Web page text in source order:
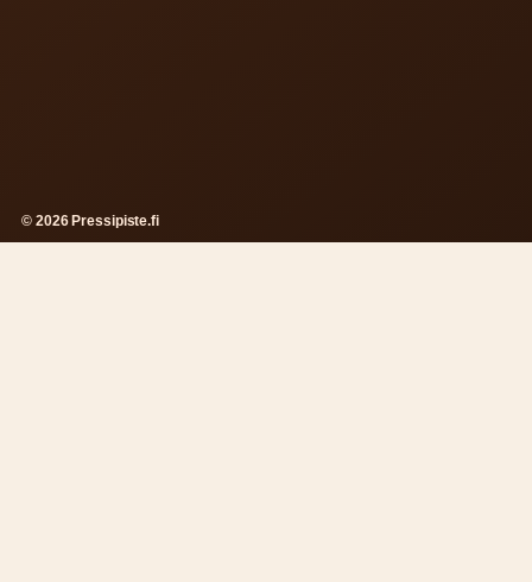
© 2026 Pressipiste.fi